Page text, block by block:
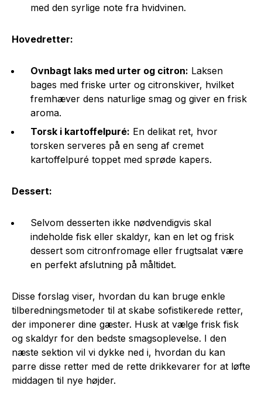
med den syrlige note fra hvidvinen.
Hovedretter:
Ovnbagt laks med urter og citron: Laksen
bages med friske urter og citronskiver, hvilket
fremhæver dens naturlige smag og giver en frisk
aroma.
Torsk i kartoffelpuré: En delikat ret, hvor
torsken serveres på en seng af cremet
kartoffelpuré toppet med sprøde kapers.
Dessert:
Selvom desserten ikke nødvendigvis skal
indeholde fisk eller skaldyr, kan en let og frisk
dessert som citronfromage eller frugtsalat være
en perfekt afslutning på måltidet.
Disse forslag viser, hvordan du kan bruge enkle
tilberedningsmetoder til at skabe sofistikerede retter,
der imponerer dine gæster. Husk at vælge frisk fisk
og skaldyr for den bedste smagsoplevelse. I den
næste sektion vil vi dykke ned i, hvordan du kan
parre disse retter med de rette drikkevarer for at løfte
middagen til nye højder.